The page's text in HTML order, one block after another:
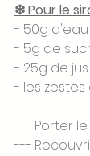
❇ Pour le
- 50g d'eau
- 5g de
- 25g de
- les
--- Porter
---